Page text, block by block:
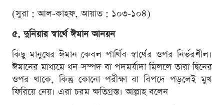
(সুরা : আল-কাহফ, আয়াত : ১০৩-১০৪)
৫. দুনিয়ার স্বার্থে ঈমান আনয়ন
কিছু মানুষের ঈমান কেবল পার্থিব স্বার্থের ওপর নির্ভরশীল।
ঈমানের মাধ্যমে ধন-সম্পদ বা পদমর্যাদা মিললে তারা দ্বিনের
ওপর থাকে, কিন্তু কোনো পরীক্ষা বা বিপদে পড়লেই মুখ
ফিরিয়ে নেয়। এরা চরম ক্ষতিগ্রস্ত। আল্লাহ বলেন